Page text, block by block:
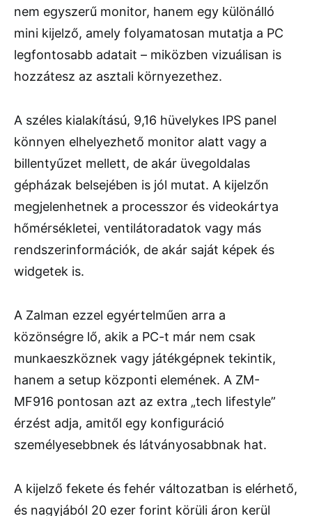
nem egyszerű monitor, hanem egy különálló
mini kijelző, amely folyamatosan mutatja a PC
legfontosabb adatait – miközben vizuálisan is
hozzátesz az asztali környezethez.
A széles kialakítású, 9,16 hüvelykes IPS panel
könnyen elhelyezhető monitor alatt vagy a
billentyűzet mellett, de akár üvegoldalas
gépházak belsejében is jól mutat. A kijelzőn
megjelenhetnek a processzor és videokártya
hőmérsékletei, ventilátoradatok vagy más
rendszerinformációk, de akár saját képek és
widgetek is.
A Zalman ezzel egyértelműen arra a
közönségre lő, akik a PC-t már nem csak
munkaeszköznek vagy játékgépnek tekintik,
hanem a setup központi elemének. A ZM-
MF916 pontosan azt az extra „tech lifestyle”
érzést adja, amitől egy konfiguráció
személyesebbnek és látványosabbnak hat.
A kijelző fekete és fehér változatban is elérhető,
és nagyjából 20 ezer forint körüli áron kerül